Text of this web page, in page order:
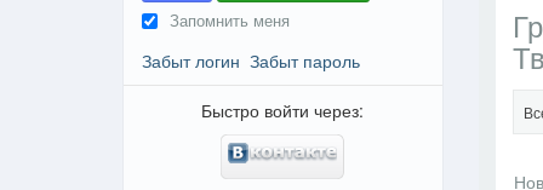
Запомнить меня
Забыт логин Забыт пароль
Быстро войти через: